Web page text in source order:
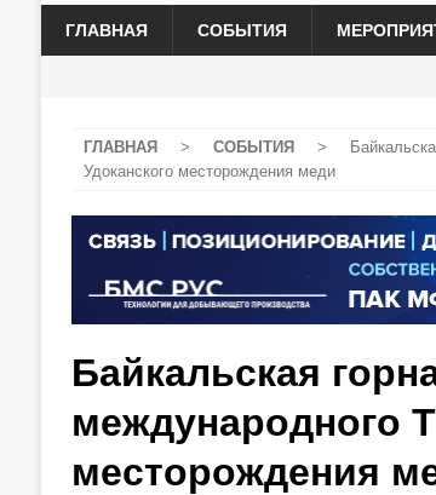
ГЛАВНАЯ СОБЫТИЯ
ГЛАВНАЯ > СОБЫТИЯ >
Удоканского месторождения меди
Байкальская
международного
месторождения